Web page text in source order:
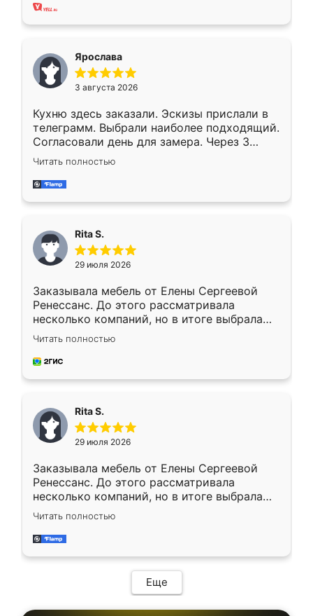
Ярослава
3 августа 2026
Кухню здесь заказали. Эскизы прислали в
телеграмм. Выбрали наиболее подходящий.
Согласовали день для замера. Через 3
недели кухня была уже готова. Остались
довольны работой. Спасибо Ренессанс
мебель за качественную работу!
Читать полностью
Rita S.
29 июля 2026
Заказывала мебель от Елены Сергеевой
Ренессанс. До этого рассматривала
несколько компаний, но в итоге выбрала
эту. Сначала обговорили условия, потом
приехал замерщик, всё спокойно объяснил
и снял размеры. Изготовили в срок, с
каких-либо доработок. Качеством осталась
довольна, все выглядит так, как и ожидала.
Читать полностью
Rita S.
29 июля 2026
Заказывала мебель от Елены Сергеевой
Ренессанс. До этого рассматривала
несколько компаний, но в итоге выбрала
эту. Сначала обговорили условия, потом
приехал замерщик, всё спокойно объяснил
и снял размеры. Изготовили в срок, с
мебель сразу встала на свое место без
каких-либо доработок. Качеством осталась
довольна, все выглядит так, как и ожидала.
Читать полностью
Еще